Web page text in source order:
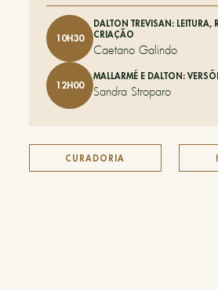
10H30
DALTON TREVISAN: LEITURA,
CRIAÇÃO
Caetano Galindo
12H00
MALLARMÉ E DALTON:
Sandra Stroparo
CURADORIA